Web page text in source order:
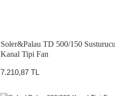
Soler&Palau TD 500/150
Kanal Tipi Fan
7.210,87 TL